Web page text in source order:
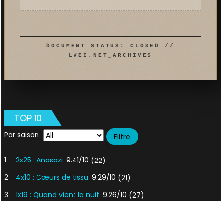
DOCUMENT STATUS: CLOSED //
LVEI.NET_ARCHIVES
TOP 10
Par saison
1 2x25 : Anasazi 9.41/10 (22)
2
4x10 : Cœurs de tissu 9.29/10 (21)
3
1x19 : Quand vient la nuit 9.26/10 (27)